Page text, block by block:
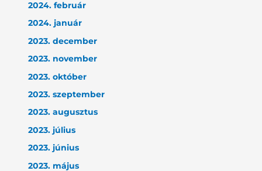
2024. február
2024. január
2023. december
2023. november
2023. október
2023. szeptember
2023. augusztus
2023. július
2023. június
2023. május